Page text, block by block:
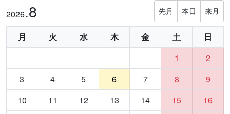
2026.8 先月 本日 来月
月 火 水 木 金 土
日
1
2
3
4 5 6 7 8
9
10
11 12 13 14 15
16